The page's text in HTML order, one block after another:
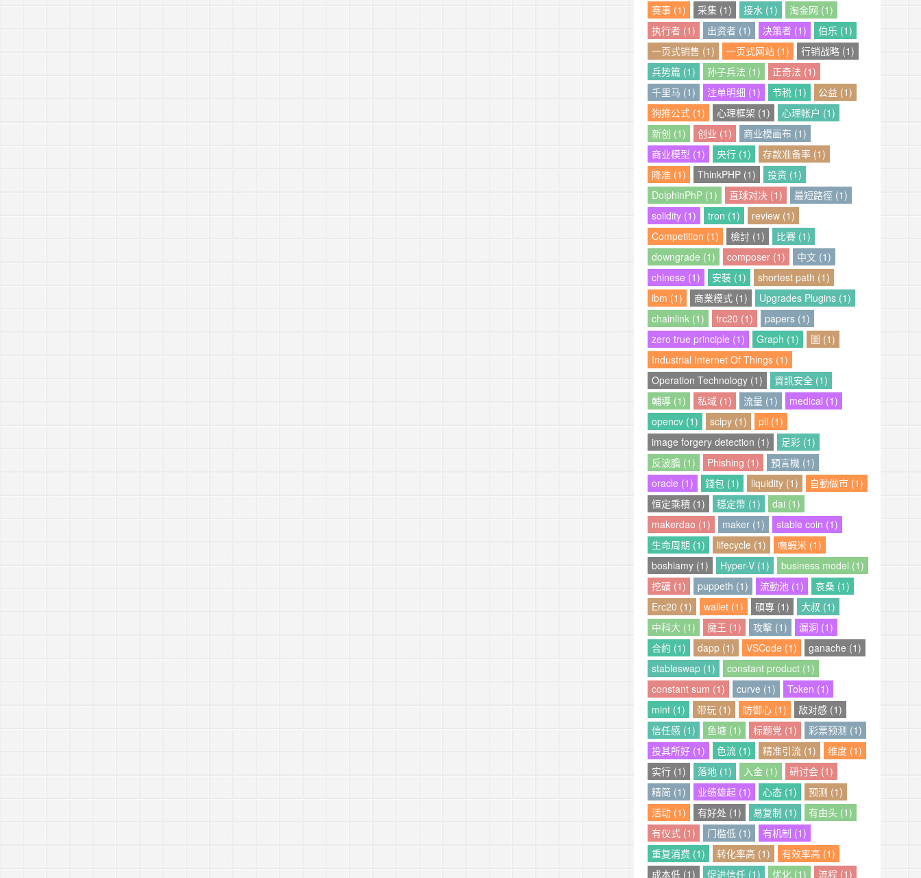
赛事 (1)
采集 (1) 接水 (1)
淘金网 (1)
执行者 (1)
出资者 (1) 决策者 (1)
伯乐 (1)
一页式销售 (1)
一页式网站 (1)
行销战略 (1)
兵势篇 (1)
孙子兵法 (1)
正奇法 (1)
千里马 (1)
注单明细 (1) 节税 (1)
公益 (1)
狗推公式 (1)
心理框架 (1)
心理帐户 (1)
新创 (1)
创业 (1)
商业模画布 (1)
商业模型 (1)
央行 (1)
存款准备率 (1)
降准 (1)
ThinkPHP (1)
投资 (1)
DolphinPhP (1)
直球对决 (1)
最短路徑 (1)
solidity (1)
tron (1)
review (1)
Competition (1)
檢討 (1)
比賽 (1)
downgrade (1)
composer (1)
中文 (1)
chinese (1)
安裝 (1)
shortest path (1)
ibm (1)
商業模式 (1)
Upgrades Plugins (1)
chainlink (1)
trc20 (1)
papers (1)
zero true principle (1)
Graph (1)
圖 (1)
Industrial Internet Of Things (1)
Operation Technology (1)
資訊安全 (1)
輔導 (1)
私域 (1) 流量 (1)
medical (1)
opencv (1)
scipy (1)
pil (1)
image forgery detection (1)
足彩 (1)
反波膽 (1)
Phishing (1)
預言機 (1)
oracle (1)
錢包 (1) liquidity (1)
自動做市 (1)
恒定乘積 (1)
穩定幣 (1)
dai (1)
makerdao (1)
maker (1)
stable coin (1)
生命周期 (1)
lifecycle (1)
嘸蝦米 (1)
boshiamy (1)
Hyper-V (1)
business model (1)
挖礦 (1)
puppeth (1) 流動池 (1)
哀桑 (1)
Erc20 (1)
wallet (1) 碩專 (1)
大叔 (1)
中科大 (1)
魔王 (1) 攻擊 (1)
漏洞 (1)
合約 (1)
dapp (1) VSCode (1)
ganache (1)
stableswap (1)
constant product (1)
constant sum (1)
curve (1)
Token (1)
mint (1)
带玩 (1) 防御心 (1)
敌对感 (1)
信任感 (1)
鱼塘 (1) 标题党 (1)
彩票预测 (1)
投其所好 (1)
色流 (1) 精准引流 (1)
维度 (1)
实行 (1)
落地 (1) 入金 (1)
研讨会 (1)
精简 (1)
业绩雄起 (1) 心态 (1)
预测 (1)
活动 (1)
有好处 (1) 易复制 (1)
有由头 (1)
有仪式 (1)
门槛低 (1)
有机制 (1)
重复消费 (1)
转化率高 (1)
有效率高 (1)
成本低 (1)
促进信任 (1) 优化 (1) 流程 (1)